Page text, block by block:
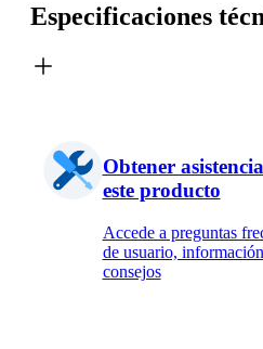
Especificaciones
Obtener
este producto
Accede a preguntas
de usuario,
consejos